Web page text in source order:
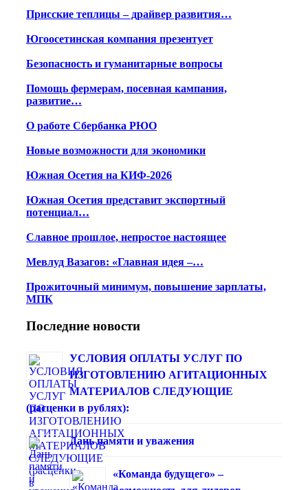
Присские теплицы – драйвер развития…
Югоосетинская компания презентует
Безопасность и гуманитарные вопросы
Помощь фермерам, посевная кампания,
развитие…
О работе Сбербанка РЮО
Новые возможности для экономики
Южная Осетия на КИФ-2026
Южная Осетия представит экспортный
потенциал…
Славное прошлое, непростое настоящее
Мевлуд Вазагов: «Главная идея –…
Прожиточный минимум, повышение зарплаты,
МПК
Последние новости
УСЛОВИЯ ОПЛАТЫ УСЛУГ ПО
ИЗГОТОВЛЕНИЮ АГИТАЦИОННЫХ
МАТЕРИАЛОВ СЛЕДУЮЩИЕ
(расценки в рублях):
Дань памяти и уважения
«Команда будущего» –